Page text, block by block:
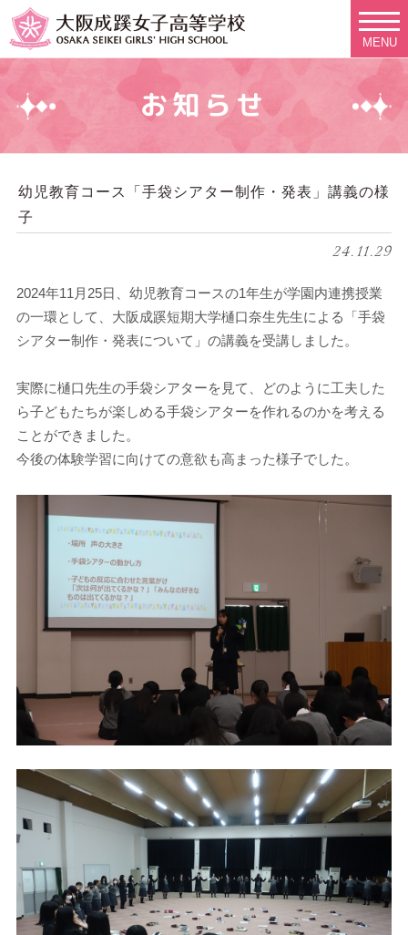
MENU
お知らせ
幼児教育コース「手袋シアター制作・発表」講義の様
子
24.11.29
2024年11月25日、幼児教育コースの1年生が学園内連携授業
の一環として、大阪成蹊短期大学樋口奈生先生による「手袋
シアター制作・発表について」の講義を受講しました。
実際に樋口先生の手袋シアターを見て、どのように工夫した
ら子どもたちが楽しめる手袋シアターを作れるのかを考える
ことができました。
今後の体験学習に向けての意欲も高まった様子でした。